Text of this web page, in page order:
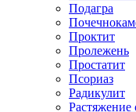
Подагра
Проктит
Пролежень
Простатит
Псориаз
Радикулит
Растяжение